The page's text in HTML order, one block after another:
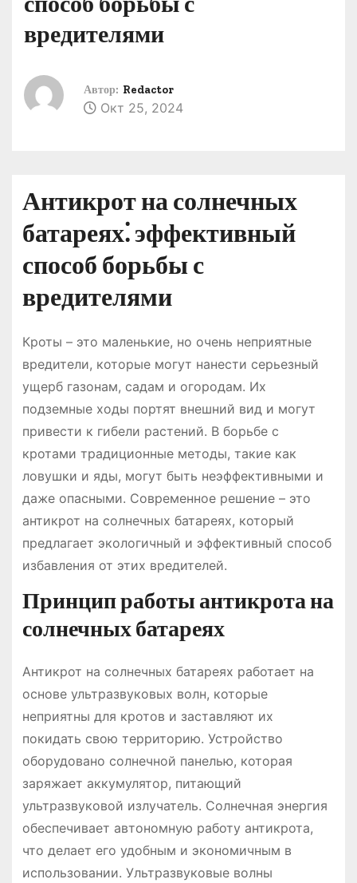
вредителями
Автор: Redactor
Окт 25, 2024
Антикрот на солнечных
батареях⁚ эффективный
способ борьбы с
вредителями
Кроты – это маленькие, но очень неприятные
вредители, которые могут нанести серьезный
ущерб газонам, садам и огородам. Их
подземные ходы портят внешний вид и могут
привести к гибели растений. В борьбе с
кротами традиционные методы, такие как
ловушки и яды, могут быть неэффективными и
даже опасными. Современное решение – это
антикрот на солнечных батареях, который
предлагает экологичный и эффективный способ
избавления от этих вредителей.
Принцип работы антикрота на
солнечных батареях
Антикрот на солнечных батареях работает на
основе ультразвуковых волн, которые
неприятны для кротов и заставляют их
покидать свою территорию. Устройство
оборудовано солнечной панелью, которая
заряжает аккумулятор, питающий
ультразвуковой излучатель. Солнечная энергия
обеспечивает автономную работу антикрота,
что делает его удобным и экономичным в
использовании. Ультразвуковые волны